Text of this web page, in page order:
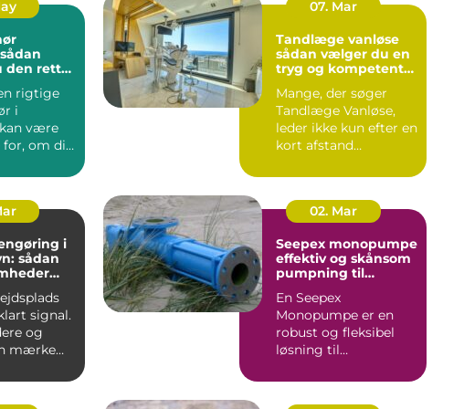
den rette
rigtige
i
være
for, om dit
07. Mar
Tandlæge vanløse
sådan vælger du en
tryg og kompetent
Mange, der søger
Tandlæge Vanløse,
leder ikke kun efter en
kort afstand
også have ...
i
sådan
signal.
og
mærke
02. Mar
Seepex monopumpe
effektiv og skånsom
pumpning til
En Seepex
Monopumpe er en
robust og fleksibel
løsning til
arbejder med
tyktflydend...